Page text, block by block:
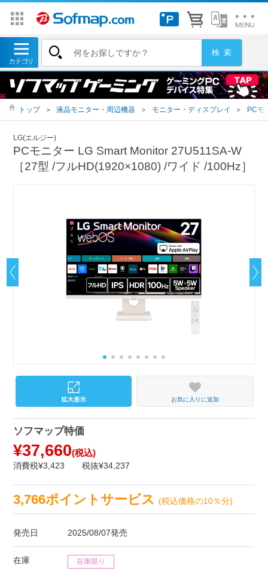
トップ ＞ 液晶モニター・周辺機器 ＞ モニター・ディスプレイ ＞ PCモ
LG(エルジー)
PCモニター LG Smart Monitor 27U511SA-W
［27型 /フルHD(1920×1080) /ワイド /100Hz］
お気に入りに追加
ソフマップ特価
¥37,660(税込)
消費税¥3,423 税抜¥34,237
3,766ポイントサービス(税込価格の10％分)
発売日 2025/08/07発売
在庫 在庫限り